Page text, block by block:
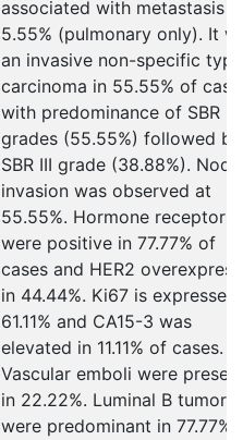
associated with metastasis in
5.55% (pulmonary only). It
an invasive non-specific type
carcinoma in 55.55% of
with predominance of SBR II
grades (55.55%) followed by
SBR III grade (38.88%). Node
invasion was observed at
55.55%. Hormone receptors
were positive in 77.77% of
cases and HER2
in 44.44%. Ki67 is expressed
61.11% and CA15-3 was
elevated in 11.11% of cases.
Vascular emboli were
in 22.22%. Luminal B tumors
were predominant in 77.77%.